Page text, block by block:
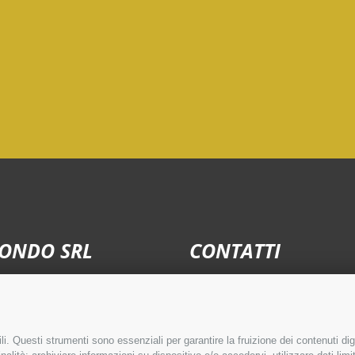
Questi strumenti sono essenziali per garantire la fruizione dei contenuti
SRL CONTATTI
Cell: +39 337 700529– +39 335